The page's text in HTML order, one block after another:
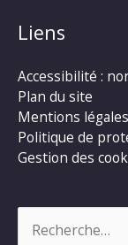
Liens
Accessibilité :
Plan du site
Mentions légales
Politique de
Gestion des